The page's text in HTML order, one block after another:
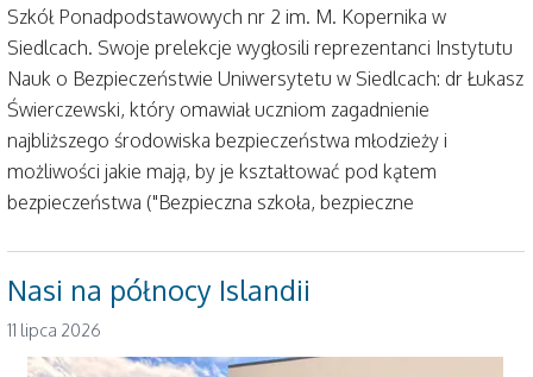
Szkół Ponadpodstawowych nr 2 im. M. Kopernika w
Siedlcach. Swoje prelekcje wygłosili reprezentanci Instytutu
Nauk o Bezpieczeństwie Uniwersytetu w Siedlcach: dr Łukasz
Świerczewski, który omawiał uczniom zagadnienie
najbliższego środowiska bezpieczeństwa młodzieży i
możliwości jakie mają, by je kształtować pod kątem
bezpieczeństwa ("Bezpieczna szkoła, bezpieczne
Nasi na północy Islandii
11 lipca 2026